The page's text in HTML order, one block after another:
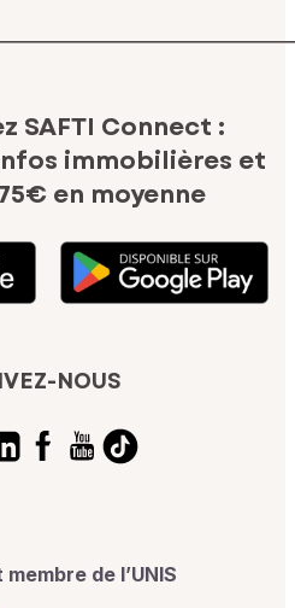
SAFTI Connect :
immobilières et
en moyenne
NOUS
de l’UNIS